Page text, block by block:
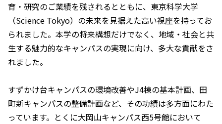
育・研究のご業績を残されるとともに、東京科学大学
（Science Tokyo）の未来を見据えた高い視座を持ってお
られました。本学の将来構想だけでなく、地域・社会と共
生する魅力的なキャンパスの実現に向け、多大な貢献をさ
れました。
すずかけ台キャンパスの環境改善やJ4棟の基本計画、田
町新キャンパスの整備計画など、その功績は多方面にわた
っています。とくに大岡山キャンパス西5号館において